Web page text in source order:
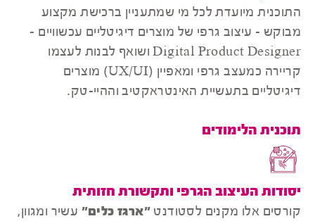
התוכנית מיועדת לכל מי שמתעניין ברכישת מקצוע
מבוקש - עיצוב גרפי של מוצרים דיגיטליים עכשוויים -
Digital Product Designer ושואף לבנות לעצמו
קריירה כמעצב גרפי ומאפיין (UX/UI) מוצרים
דיגיטליים בתעשיית האינטראקטיב וההיי-טק.
תוכנית הלימודים
יסודות העיצוב הגרפי ותקשורת חזותית
קורסים אלו מקנים לסטודנט "ארגז כלים" עשיר ומגוון,